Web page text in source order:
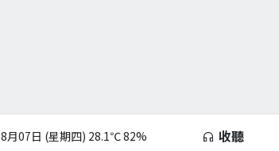
8月07日 (星期四) 28.1℃82% 收聽